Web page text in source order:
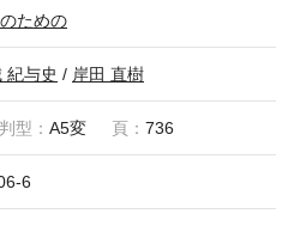
ための
紀与史 / 岸田 直樹
判型： A5変 頁： 736
6